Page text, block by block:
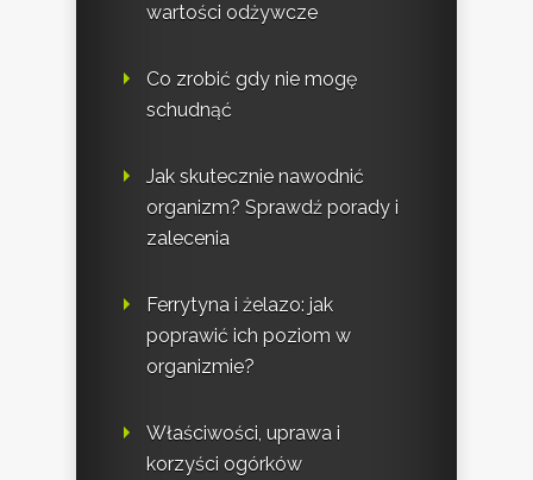
wartości odżywcze
Co zrobić gdy nie mogę
schudnąć
Jak skutecznie nawodnić
organizm? Sprawdź porady i
zalecenia
Ferrytyna i żelazo: jak
poprawić ich poziom w
organizmie?
Właściwości, uprawa i
korzyści ogórków